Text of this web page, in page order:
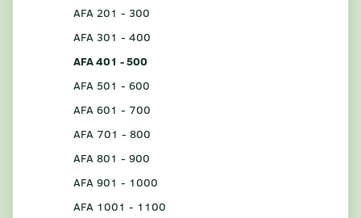
AFA 201 - 300
AFA 301 - 400
AFA 401 - 500
AFA 501 - 600
AFA 601 - 700
AFA 701 - 800
AFA 801 - 900
AFA 901 - 1000
AFA 1001 - 1100